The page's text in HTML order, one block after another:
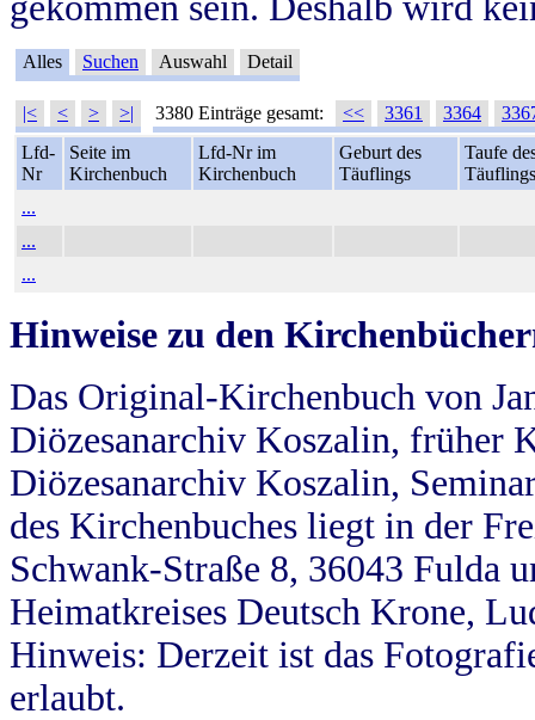
Alles Suchen Auswahl Detail
|< < > >| 3380 Einträge gesamt: << 3361 3364
Lfd-
Nr
Seite im
Kirchenbuch
Lfd-Nr im
Kirchenbuch
Geburt des
Täuflings
Taufe
Täuflings
...
...
...
Hinweise zu den
Das Original-Kirchenbuch von
Diözesanarchiv Koszalin, früher
Diözesanarchiv Koszalin,
des Kirchenbuches liegt in der
Schwank-Straße 8, 36043 Fulda
Heimatkreises Deutsch Krone,
Hinweis: Derzeit ist das
erlaubt.